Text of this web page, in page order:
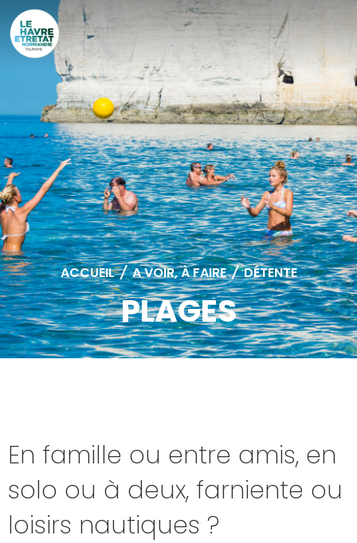
ACCUEIL / A VOIR, À FAIRE / DÉTENTE
PLAGES
En famille ou entre amis, en
solo ou à deux, farniente ou
loisirs nautiques ?
Cookies management panel